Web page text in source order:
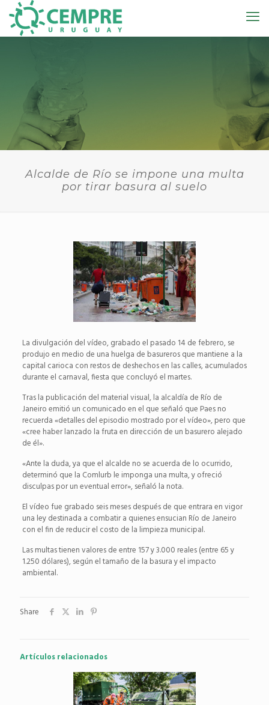
Alcalde de Río se impone una multa
por tirar basura al suelo
La divulgación del vídeo, grabado el pasado 14 de febrero, se
produjo en medio de una huelga de basureros que mantiene a la
capital carioca con restos de deshechos en las calles, acumulados
durante el carnaval, fiesta que concluyó el martes.
Tras la publicación del material visual, la alcaldía de Río de
Janeiro emitió un comunicado en el que señaló que Paes no
recuerda «detalles del episodio mostrado por el vídeo», pero que
«cree haber lanzado la fruta en dirección de un basurero alejado
de él».
«Ante la duda, ya que el alcalde no se acuerda de lo ocurrido,
determinó que la Comlurb le imponga una multa, y ofreció
disculpas por un eventual error», señaló la nota.
El vídeo fue grabado seis meses después de que entrara en vigor
una ley destinada a combatir a quienes ensucian Río de Janeiro
con el fin de reducir el costo de la limpieza municipal.
Las multas tienen valores de entre 157 y 3.000 reales (entre 65 y
1.250 dólares), según el tamaño de la basura y el impacto
ambiental.
Share
Artículos relacionados